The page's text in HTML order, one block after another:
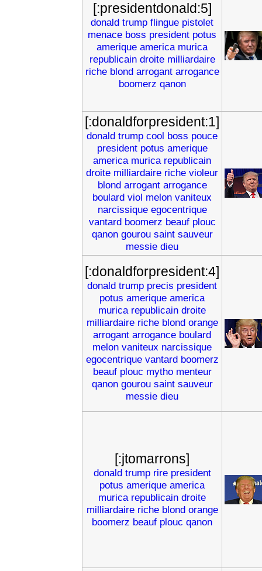
[:presidentdonald:5]
donald trump flingue pistolet
menace boss president potus
amerique america murica
republicain droite milliardaire
riche blond arrogant arrogance
boomerz qanon
[:donaldforpresident:1]
donald trump cool boss pouce
president potus amerique
america murica republicain
droite milliardaire riche violeur
blond arrogant arrogance
boulard viol melon vaniteux
narcissique egocentrique
vantard boomerz beauf plouc
qanon gourou saint sauveur
messie dieu
[:donaldforpresident:4]
donald trump precis president
potus amerique america
murica republicain droite
milliardaire riche blond orange
arrogant arrogance boulard
melon vaniteux narcissique
egocentrique vantard boomerz
beauf plouc mytho menteur
qanon gourou saint sauveur
messie dieu
[:jtomarrons]
donald trump rire president
potus amerique america
murica republicain droite
milliardaire riche blond orange
boomerz beauf plouc qanon